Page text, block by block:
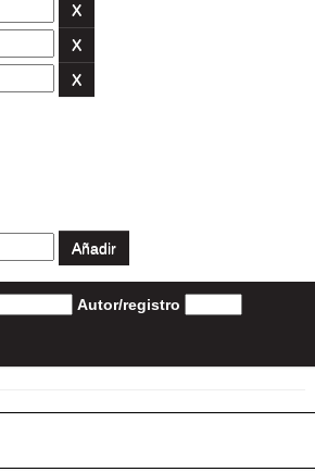
Autor/registro